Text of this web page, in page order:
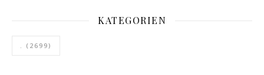
KATEGORIEN
. (2699)